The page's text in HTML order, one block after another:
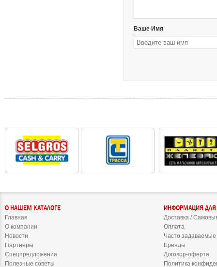
Ваше Имя
О НАШЕМ КАТАЛОГЕ
Главная
О компании
Новости
Партнеры
Спецпредложения
Полезные советы
ИНФОРМАЦИЯ ДЛЯ
Доставка /
Оплата
Часто
Бренды
Договор-оферта
Политика